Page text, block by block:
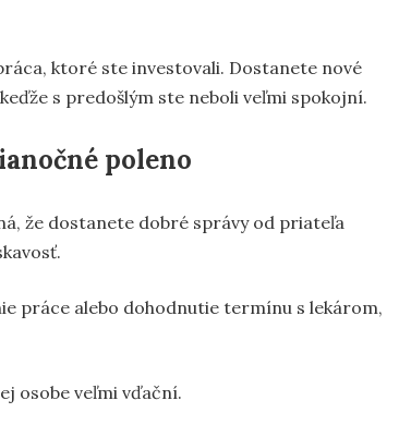
ktoré ste investovali. Dostanete nové
s predošlým ste neboli veľmi spokojní.
poleno
že dostanete dobré správy od priateľa
práce alebo dohodnutie termínu s lekárom,
osobe veľmi vďační.